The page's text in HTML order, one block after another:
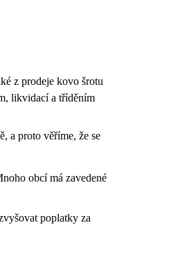
z prodeje kovo šrotu
likvidací a tříděním
a proto věříme, že se
obcí má zavedené
poplatky za